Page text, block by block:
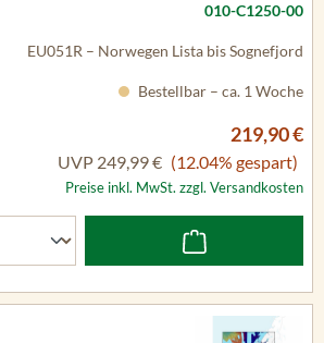
010-C1250-00
EU051R – Norwegen Lista bis Sognefjord
Bestellbar – ca. 1 Woche
219,90 €
UVP 249,99 € (12.04% gespart)
Preise inkl. MwSt. zzgl. Versandkosten